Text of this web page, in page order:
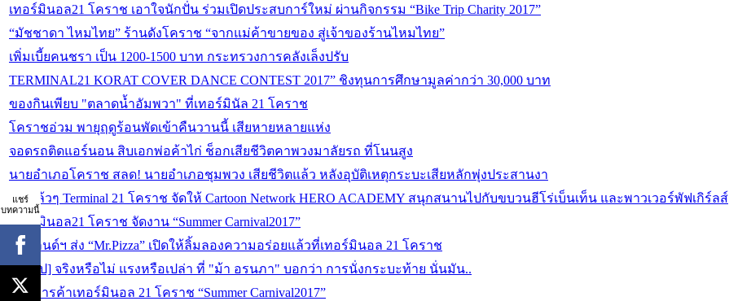
เทอร์มินอล21 โคราช เอาใจนักปั่น ร่วมเปิดประสบการ์ใหม่ ผ่านกิจกรรม “Bike Trip Charity 2017”
“มัชชาดา ไหมไทย” ร้านดังโคราช “จากแม่ค้าขายของ สู่เจ้าของร้านไหมไทย”
เพิ่มเบี้ยคนชรา เป็น 1200-1500 บาท กระทรวงการคลังเล็งปรับ
TERMINAL21 KORAT COVER DANCE CONTEST 2017” ชิงทุนการศึกษามูลค่ากว่า 30,000 บาท
ของกินเพียบ "ตลาดน้ำอัมพวา" ที่เทอร์มินัล 21 โคราช
โคราชอ่วม พายุฤดูร้อนพัดเข้าคืนวานนี้ เสียหายหลายแห่ง
จอดรถติดแอร์นอน สิบเอกพ่อค้าไก่ ช็อกเสียชีวิตคาพวงมาลัยรถ ที่โนนสูง
นายอำเภอโคราช สลด! นายอำเภอชุมพวง เสียชีวิตแล้ว หลังอุบัติเหตุกระบะเสียหลักพุ่งประสานงา
เอาแล้วๆ Terminal 21 โคราช จัดให้ Cartoon Network HERO ACADEMY สนุกสนานไปกับขบวนฮีโร่เบ็นเท็น และพาวเวอร์พัฟเกิร์ลส์
เทอร์มินอล21 โคราช จัดงาน “Summer Carnival2017”
ฟู้ดแลนด์ฯ ส่ง “Mr.Pizza” เปิดให้ลิ้มลองความอร่อยแล้วที่เทอร์มินอล 21 โคราช
[มีคลิป] จริงหรือไม่ แรงหรือเปล่า ที่ "ม้า อรนภา" บอกว่า การนั่งกระบะท้าย นั่นมัน..
ศูนย์การค้าเทอร์มินอล 21 โคราช “Summer Carnival2017”
แชร์
บทความนี้